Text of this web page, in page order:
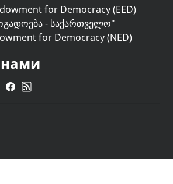
for Democracy (EED)
- საქართველო"
for Democracy (NED)
нами